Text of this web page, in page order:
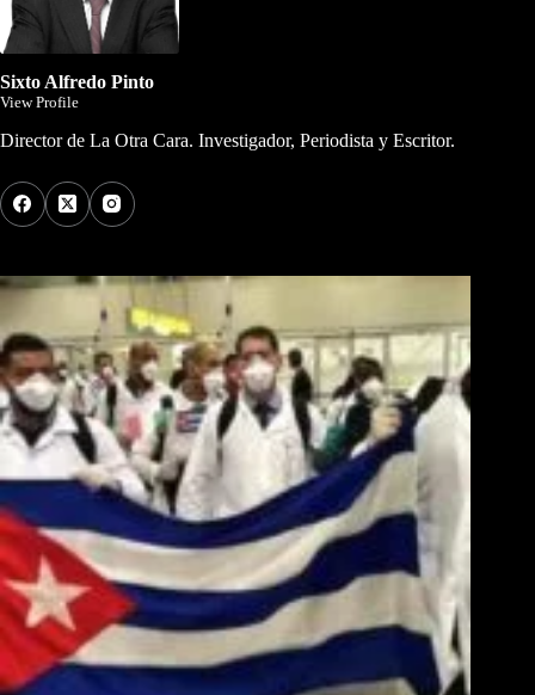
Sixto Alfredo Pinto
View Profile
Director de La Otra Cara. Investigador, Periodista y Escritor.